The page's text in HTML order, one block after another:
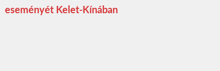
eseményét Kelet-Kínában